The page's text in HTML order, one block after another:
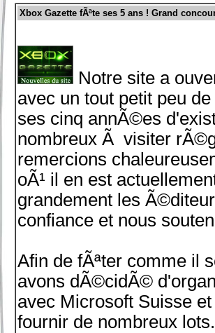
Xbox Gazette fÃªte ses 5 ans ! Grand
Notre site a
avec un tout petit peu
ses cinq annÃ©es
nombreux Ã visiter
remercions
oÃ¹ il en est
grandement les
confiance et nous
Afin de fÃªter comme il
avons dÃ©cidÃ©
avec Microsoft Suisse
fournir de nombreux lots.